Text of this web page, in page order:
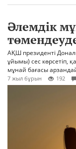
Әлемдік
АҚШ президенті
ұйымы) сес көрсетіп,
мұнай бағасы
7 жыл бұрын 192